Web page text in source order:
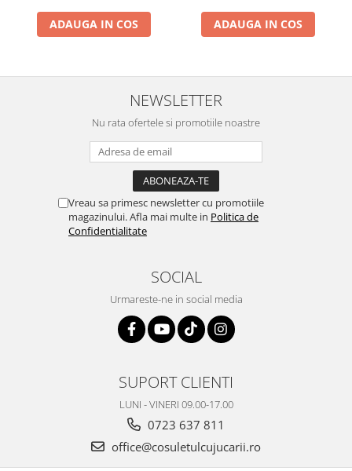
ADAUGA IN COS ADAUGA IN COS
NEWSLETTER
Nu rata ofertele si promotiile noastre
Vreau sa primesc newsletter cu promotiile
magazinului. Afla mai multe in Politica de
Confidentialitate
SOCIAL
Urmareste-ne in social media
SUPORT CLIENTI
LUNI - VINERI 09.00-17.00
0723 637 811
office@cosuletulcujucarii.ro